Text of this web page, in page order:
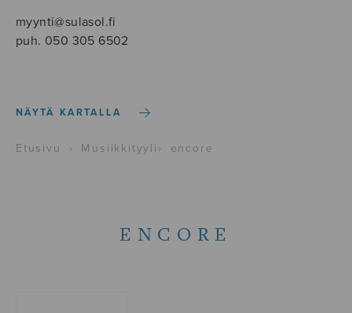
myynti@sulasol.fi
puh. 050 305 6502
NÄYTÄ KARTALLA
Etusivu › Musiikkityyli › encore
ENCORE